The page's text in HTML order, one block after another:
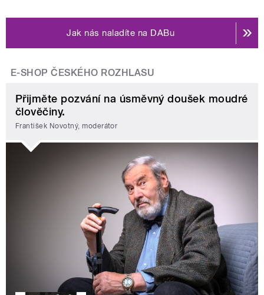
Jak nás naladíte na DABu
E-SHOP ČESKÉHO ROZHLASU
Přijměte pozvání na úsměvný doušek moudré
člověčiny.
František Novotný, moderátor